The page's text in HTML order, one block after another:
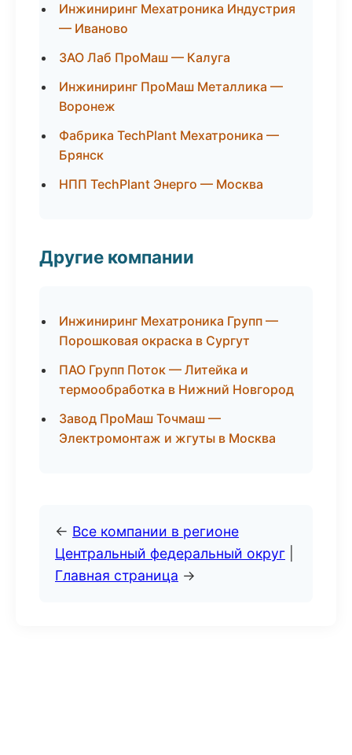
Инжиниринг Мехатроника Индустрия
— Иваново
ЗАО Лаб ПроМаш — Калуга
Инжиниринг ПроМаш Металлика —
Воронеж
Фабрика TechPlant Мехатроника —
Брянск
НПП TechPlant Энерго — Москва
Другие компании
Инжиниринг Мехатроника Групп —
Порошковая окраска в Сургут
ПАО Групп Поток — Литейка и
термообработка в Нижний Новгород
Завод ПроМаш Точмаш —
Электромонтаж и жгуты в Москва
← Все компании в регионе
Центральный федеральный округ
Главная страница →